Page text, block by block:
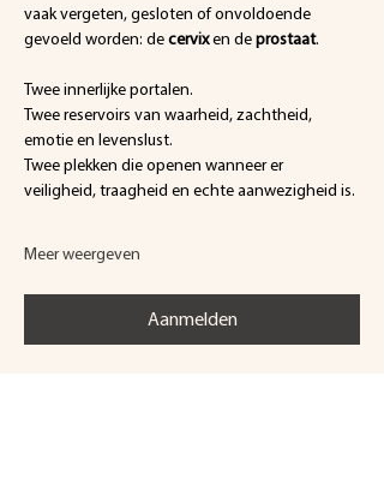
vaak vergeten, gesloten of onvoldoende
gevoeld worden: de cervix en de prostaat.
Twee innerlijke portalen.
Twee reservoirs van waarheid, zachtheid,
emotie en levenslust.
Twee plekken die openen wanneer er
veiligheid, traagheid en echte aanwezigheid is.
Meer weergeven
Aanmelden